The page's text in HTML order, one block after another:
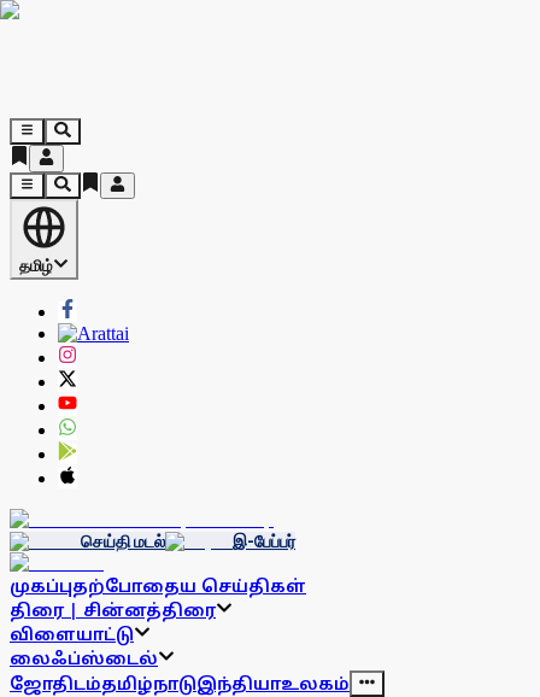
தமிழ்
செய்தி மடல் இ-பேப்பர்
முகப்புதற்போதைய செய்திகள்
திரை | சின்னத்திரை
விளையாட்டு
லைஃப்ஸ்டைல்
ஜோதிடம்தமிழ்நாடுஇந்தியாஉலகம்